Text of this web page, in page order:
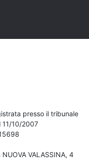
presso il tribunale
11/10/2007
VALASSINA, 4